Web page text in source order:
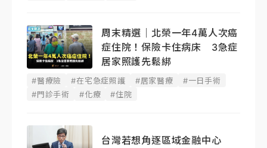
周末精選｜北榮一年4萬人次癌
症住院！保險卡住病床 3急症
居家照護先鬆綁
#醫療險 #在宅急症照護 #居家醫療
#一日手術
#門診手術
#化療 #住院
台灣若想角逐區域金融中心